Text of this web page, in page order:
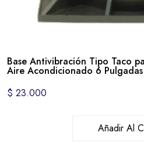
Base Antivibración Tipo Taco
Aire Acondicionado 6 Pulgadas
$ 23.000
Añadir Al